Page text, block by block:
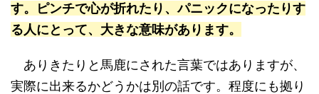
す。ピンチで心が折れたり、パニックになったりす
る人にとって、大きな意味があります。
ありきたりと馬鹿にされた言葉ではありますが、
実際に出来るかどうかは別の話です。程度にも拠り